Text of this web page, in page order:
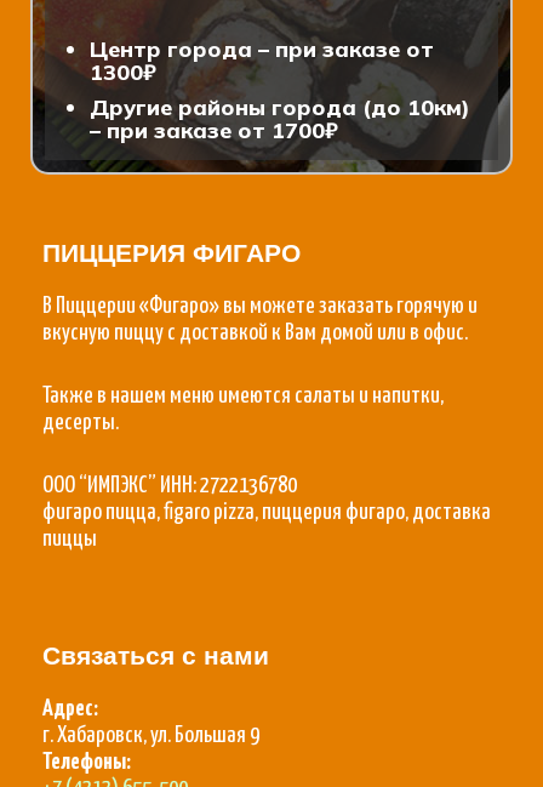
Центр города – при заказе от
1300₽
Другие районы города (до 10км)
– при заказе от 1700₽
ПИЦЦЕРИЯ ФИГАРО
В Пиццерии «Фигаро» вы можете заказать горячую и
вкусную пиццу с доставкой к Вам домой или в офис.
Также в нашем меню имеются салаты и напитки,
десерты.
ООО “ИМПЭКС” ИНН: 2722136780
фигаро пицца, figaro pizza, пиццерия фигаро, доставка
пиццы
Связаться с нами
Адрес:
г. Хабаровск, ул. Большая 9
Телефоны: